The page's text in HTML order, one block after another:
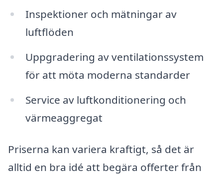
Inspektioner och mätningar av
luftflöden
Uppgradering av ventilationssystem
för att möta moderna standarder
Service av luftkonditionering och
värmeaggregat
Priserna kan variera kraftigt, så det är
alltid en bra idé att begära offerter från